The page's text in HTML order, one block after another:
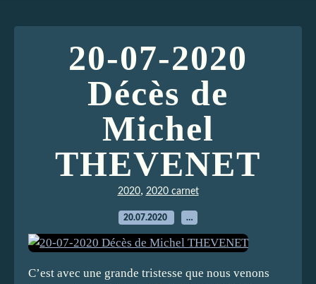
20-07-2020
Décès de
Michel
THEVENET
2020, 2020 carnet
20.07.2020 …
C’est avec une grande tristesse que nous venons